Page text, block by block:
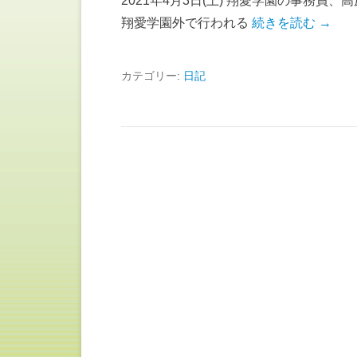
翔愛学園外で行われる 続きを読む →
カテゴリー: 日記